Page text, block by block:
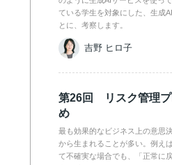
ている学生を対象にした、生成
とに、考察します。
吉野 ヒロ子
第26回 リスク管理プ
め
最も効果的なビジネス上の意思
から生まれることが多い。例え
て不確実な場合でも、「正常に